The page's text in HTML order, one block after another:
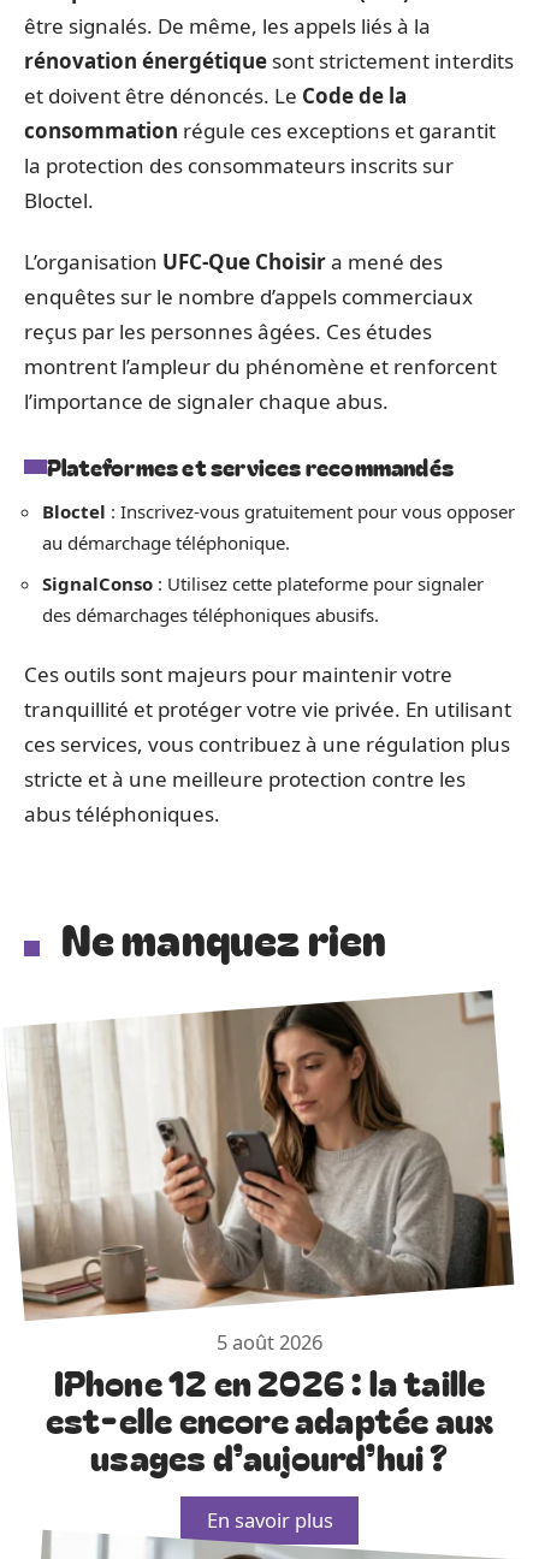
être signalés. De même, les appels liés à la
rénovation énergétique sont strictement interdits
et doivent être dénoncés. Le Code de la
consommation régule ces exceptions et garantit
la protection des consommateurs inscrits sur
Bloctel.
L’organisation UFC-Que Choisira mené des
enquêtes sur le nombre d’appels commerciaux
reçus par les personnes âgées. Ces études
montrent l’ampleur du phénomène et renforcent
l’importance de signaler chaque abus.
Plateformes et services recommandés
Bloctel : Inscrivez-vous gratuitement pour vous opposer
au démarchage téléphonique.
SignalConso : Utilisez cette plateforme pour signaler
des démarchages téléphoniques abusifs.
Ces outils sont majeurs pour maintenir votre
tranquillité et protéger votre vie privée. En utilisant
ces services, vous contribuez à une régulation plus
stricte et à une meilleure protection contre les
abus téléphoniques.
Ne manquez rien
5 août 2026
IPhone 12 en 2026 : la taille
est-elle encore adaptée aux
usages d’aujourd’hui ?
En savoir plus